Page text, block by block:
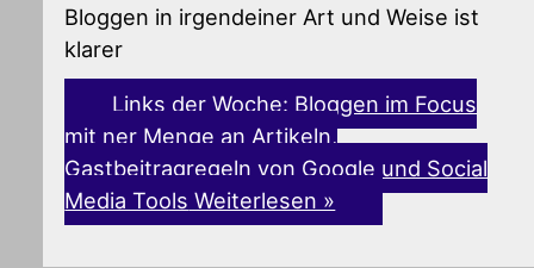
Bloggen in irgendeiner Art und Weise ist
klarer
Links der Woche: Bloggen im Focus
mit ner Menge an Artikeln,
Gastbeitragregeln von Google und Social
Media Tools Weiterlesen »